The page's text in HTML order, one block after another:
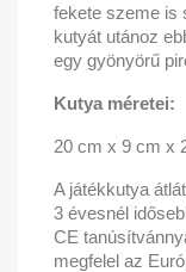
fekete szeme is
kutyát utánoz
egy gyönyörű
Kutya méretei:
20 cm x 9 cm x
A játékkutya
3 évesnél
CE
megfelel az